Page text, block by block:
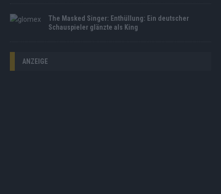
The Masked Singer: Enthüllung: Ein deutscher
Schauspieler glänzte als King
ANZEIGE